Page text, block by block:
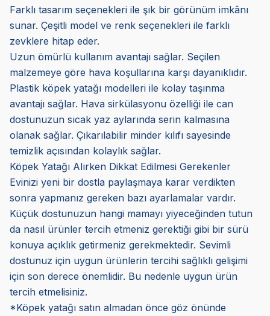
Farklı tasarım seçenekleri ile şık bir görünüm imkânı
sunar. Çeşitli model ve renk seçenekleri ile farklı
zevklere hitap eder.
Uzun ömürlü kullanım avantajı sağlar. Seçilen
malzemeye göre hava koşullarına karşı dayanıklıdır.
Plastik köpek yatağı modelleri ile kolay taşınma
avantajı sağlar. Hava sirkülasyonu özelliği ile can
dostunuzun sıcak yaz aylarında serin kalmasına
olanak sağlar. Çıkarılabilir minder kılıfı sayesinde
temizlik açısından kolaylık sağlar.
Köpek Yatağı Alırken Dikkat Edilmesi Gerekenler
Evinizi yeni bir dostla paylaşmaya karar verdikten
sonra yapmanız gereken bazı ayarlamalar vardır.
Küçük dostunuzun hangi mamayı yiyeceğinden tutun
da nasıl ürünler tercih etmeniz gerektiği gibi bir sürü
konuya açıklık getirmeniz gerekmektedir. Sevimli
dostunuz için uygun ürünlerin tercihi sağlıklı gelişimi
için son derece önemlidir. Bu nedenle uygun ürün
tercih etmelisiniz.
*Köpek yatağı satın almadan önce göz önünde